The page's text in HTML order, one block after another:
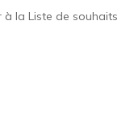
à la Liste de souhaits